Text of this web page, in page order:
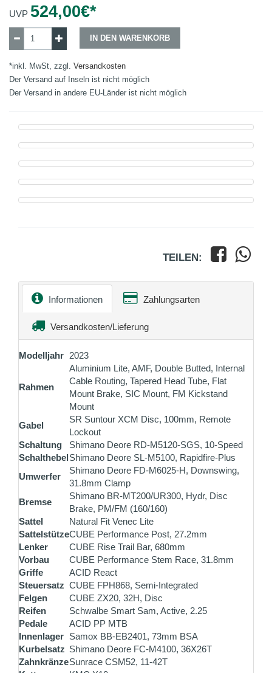
UVP 524,00€*
IN DEN WARENKORB
*inkl. MwSt, zzgl. Versandkosten
Der Versand auf Inseln ist nicht möglich
Der Versand in andere EU-Länder ist nicht möglich
TEILEN:
Informationen Zahlungsarten
Versandkosten/Lieferung
Modelljahr 2023
Rahmen
Aluminium Lite, AMF, Double Butted, Internal
Cable Routing, Tapered Head Tube, Flat
Mount Brake, SIC Mount, FM Kickstand
Mount
Gabel
SR Suntour XCM Disc, 100mm, Remote
Lockout
Schaltung
Shimano Deore RD-M5120-SGS, 10-Speed
SchalthebelShimano Deore SL-M5100, Rapidfire-Plus
Umwerfer
Shimano Deore FD-M6025-H, Downswing,
31.8mm Clamp
Bremse
Shimano BR-MT200/UR300, Hydr, Disc
Brake, PM/FM (160/160)
Sattel
Natural Fit Venec Lite
SattelstützeCUBE Performance Post, 27.2mm
Lenker
CUBE Rise Trail Bar, 680mm
Vorbau
CUBE Performance Stem Race, 31.8mm
Griffe
ACID React
Steuersatz CUBE FPH868, Semi-Integrated
Felgen
CUBE ZX20, 32H, Disc
Reifen
Schwalbe Smart Sam, Active, 2.25
Pedale
ACID PP MTB
Innenlager Samox BB-EB2401, 73mm BSA
Kurbelsatz Shimano Deore FC-M4100, 36X26T
ZahnkränzeSunrace CSM52, 11-42T